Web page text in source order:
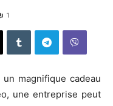
1
magnifique cadeau
une entreprise peut